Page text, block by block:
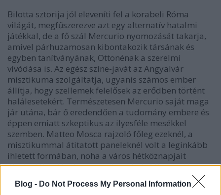
Blog - Do Not Process My Personal Information
Bilotta sztorija jól eleveníti fel a korabeli Róma
világát, megfűszerezve azt egy alternatív hatalmi
játékkal, de a fő szál Mercurio nyomozását takarja,
amivel párhuzamosan kibontakozik társának és
egyben tanítványának, Ottonénak a szerelmi
vívódása is. Az egész színe-javát az Angyalvár
misztikuma szolgáltatja, ugyanis számos ember
állítja, hogy szellemek felelősek az erődben történt
halálesetekért. Természetesen Mercurio saját maga
jár utána, bár ő eredendően a tudomány embere és
éppen emiatt szkeptikus az ilyesféle mesékkel
szemben. Matteo Mosca rajzoló főleg ezeknél, a
misztikummal átitatott paneleknél volt a leginkább
ihletett formában, noha a város hétköznapjait
ábrázolók is látványosra sikeredtek. Mindezekben
közrejátszott Stefano Simeone kontrasztos színezése
is, aki elsősorban a sárgás-barnás árnyalatokkal